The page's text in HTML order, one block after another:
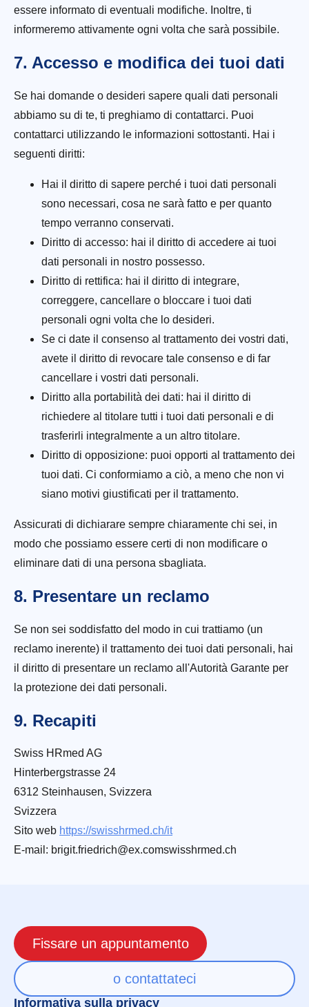
essere informato di eventuali modifiche. Inoltre, ti
informeremo attivamente ogni volta che sarà possibile.
7. Accesso e modifica dei tuoi dati
Se hai domande o desideri sapere quali dati personali
abbiamo su di te, ti preghiamo di contattarci. Puoi
contattarci utilizzando le informazioni sottostanti. Hai i
seguenti diritti:
Hai il diritto di sapere perché i tuoi dati personali
sono necessari, cosa ne sarà fatto e per quanto
tempo verranno conservati.
Diritto di accesso: hai il diritto di accedere ai tuoi
dati personali in nostro possesso.
Diritto di rettifica: hai il diritto di integrare,
correggere, cancellare o bloccare i tuoi dati
personali ogni volta che lo desideri.
Se ci date il consenso al trattamento dei vostri dati,
avete il diritto di revocare tale consenso e di far
cancellare i vostri dati personali.
Diritto alla portabilità dei dati: hai il diritto di
richiedere al titolare tutti i tuoi dati personali e di
trasferirli integralmente a un altro titolare.
Diritto di opposizione: puoi opporti al trattamento dei
tuoi dati. Ci conformiamo a ciò, a meno che non vi
siano motivi giustificati per il trattamento.
Assicurati di dichiarare sempre chiaramente chi sei, in
modo che possiamo essere certi di non modificare o
eliminare dati di una persona sbagliata.
8. Presentare un reclamo
Se non sei soddisfatto del modo in cui trattiamo (un
reclamo inerente) il trattamento dei tuoi dati personali, hai
il diritto di presentare un reclamo all'Autorità Garante per
la protezione dei dati personali.
9. Recapiti
Swiss HRmed AG
Hinterbergstrasse 24
6312 Steinhausen, Svizzera
Svizzera
Sito web https://swisshrmed.ch/it
E-mail: brigit.friedrich@ex.comswisshrmed.ch
Informativa sulla privacy
Fissare un appuntamento
o contattateci